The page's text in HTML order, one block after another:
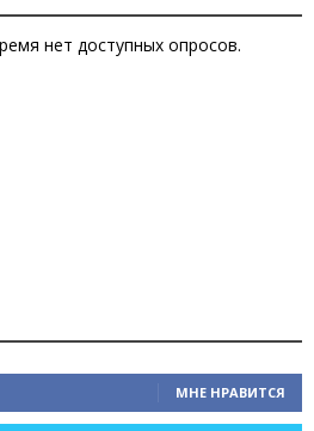
нет доступных опросов.
МНЕ НРАВИТСЯ